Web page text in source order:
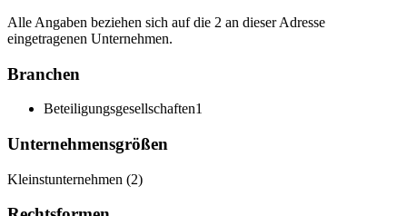
Alle Angaben beziehen sich auf die 2 an dieser Adresse
eingetragenen Unternehmen.
Branchen
Beteiligungsgesellschaften1
Unternehmensgrößen
Kleinstunternehmen (2)